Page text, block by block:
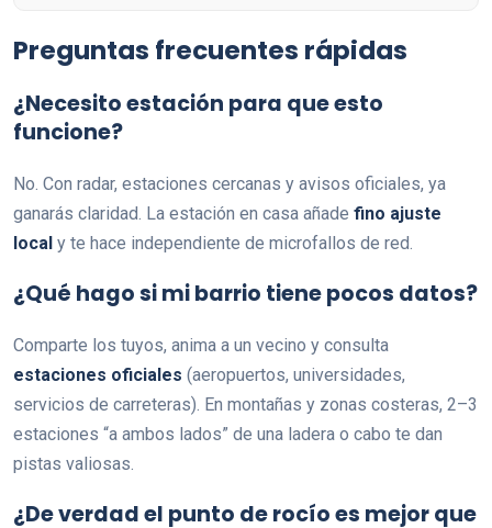
Preguntas frecuentes rápidas
¿Necesito estación para que esto
funcione?
No. Con radar, estaciones cercanas y avisos oficiales, ya
ganarás claridad. La estación en casa añade fino ajuste
local y te hace independiente de microfallos de red.
¿Qué hago si mi barrio tiene pocos datos?
Comparte los tuyos, anima a un vecino y consulta
estaciones oficiales (aeropuertos, universidades,
servicios de carreteras). En montañas y zonas costeras, 2–3
estaciones “a ambos lados” de una ladera o cabo te dan
pistas valiosas.
¿De verdad el punto de rocío es mejor que